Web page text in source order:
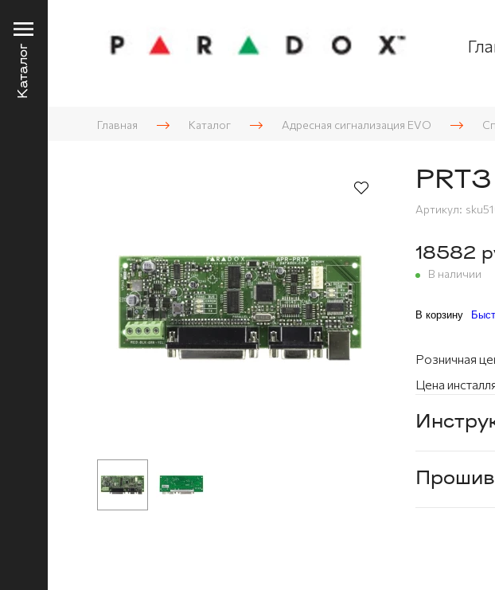
Главная Каталог Адресная сигнализация EVO
Артикул:
18582
В наличии
В корзину
Розничная
Цена
Каталог